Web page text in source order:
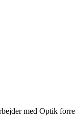
med Optik